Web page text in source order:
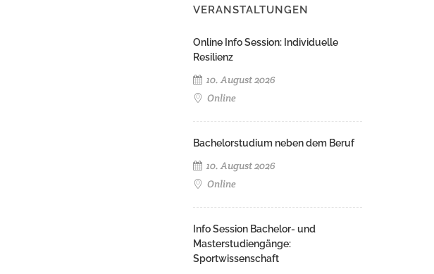
VERANSTALTUNGEN
Online Info Session: Individuelle
Resilienz
10. August 2026
Online
Bachelorstudium neben dem Beruf
10. August 2026
Online
Info Session Bachelor- und
Masterstudiengänge:
Sportwissenschaft